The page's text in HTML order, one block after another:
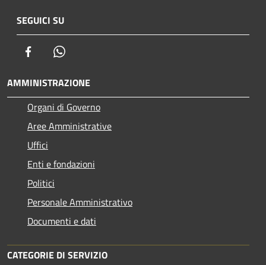
SEGUICI SU
Facebook
AMMINISTRAZIONE
Organi di Governo
Aree Amministrative
Uffici
Enti e fondazioni
Politici
Personale Amministrativo
Documenti e dati
CATEGORIE DI SERVIZIO